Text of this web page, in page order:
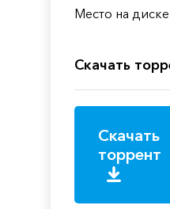
Место на
Скачать
Скачать
торрент